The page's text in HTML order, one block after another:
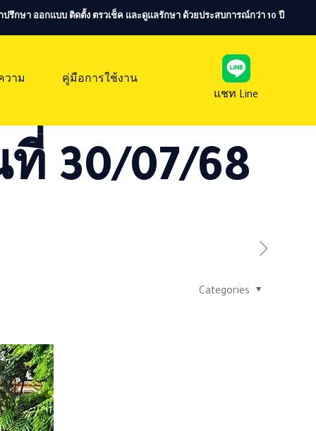
ปรึกษา ออกแบบ ติดตั้ง ตรวเช็ค และดูแลรักษา ด้วยประสบการณ์กว่า 10 ปี
วาม
คู่มือการใช้งาน
แชท Line
30/07/68
Categories